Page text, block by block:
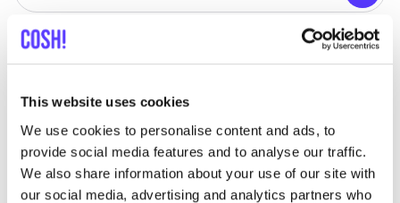
This website uses cookies
We use cookies to personalise content and ads, to
provide social media features and to analyse our traffic.
We also share information about your use of our site with
our social media, advertising and analytics partners who
We hebben geen resultaten gevonden voor uw
Toon alle winkels